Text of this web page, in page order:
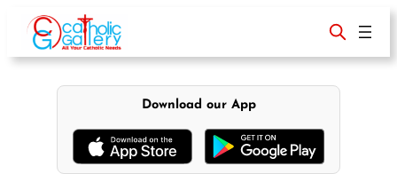
content
Download our App